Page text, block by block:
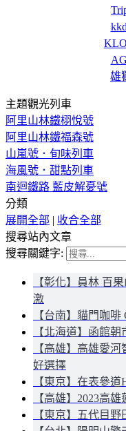
雄
主題觀光列車
阿里山林鐵栩悅號
阿里山林鐵福森號
山嵐號．旬味列車
海風號．甜點列車
南迴鐵路 藍皮解憂號
分類
展開全部 | 收合全部
搜尋站內文章
搜尋關鍵字:
【彰化】員林 百
激
【台南】貓門咖啡
【北海道】函館
【高雄】高雄愛
好選擇
【東京】在表參
【高雄】2023高
【東京】五代目